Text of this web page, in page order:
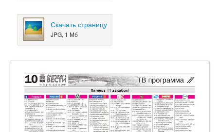
Скачать страницу
JPG, 1 Мб